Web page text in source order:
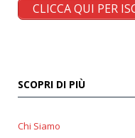
CLICCA QUI PER
SCOPRI DI PIÙ
Chi Siamo